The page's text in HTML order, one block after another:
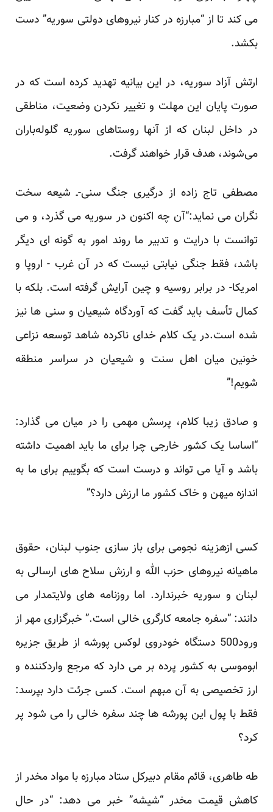
می کند تا از “مبارزه در کنار نیروهای دولتی سوریه” دست
بکشد.
ارتش آزاد سوریه، در این بیانیه تهدید کرده است که در
صورت پایان این مهلت و تغییر نکردن وضعیت، مناطقی
در داخل لبنان که از آنها روستاهای سوریه گلوله‌باران
می‌شوند، هدف قرار خواهند گرفت.
مصطفی تاج زاده از درگیری جنگ سنی-ـ شیعه سخت
نگران می نماید:“آن چه اکنون در سوریه می گذرد، و می
توانست با درایت و تدبیر ما روند امور به گونه ای دیگر
باشد، فقط جنگی نیابتی نیست که در آن غرب - اروپا و
امریکا- در برابر روسیه و چین آرایش گرفته است. بلکه با
کمال تأسف باید گفت که آوردگاه شیعیان و سنی ها نیز
شده است.در یک کلام خدای ناکرده شاهد توسعه نزاعی
خونین میان اهل سنت و شیعیان در سراسر منطقه
شویم!”
و صادق زیبا کلام، پرسش مهمی را در میان می گذارد:
“اساسا یک کشور خارجی چرا برای ما باید اهمیت داشته
باشد و آیا می تواند و درست است که بگوییم برای ما به
اندازه میهن و خاک کشور ما ارزش دارد؟”
کسی ازهزینه نجومی برای باز سازی جنوب لبنان، حقوق
ماهیانه نیروهای حزب الله و ارزش سلاح های ارسالی به
لبنان و سوریه خبرندارد. اما روزنامه های ولایتمدار می
دانند: “سفره جامعه کارگری خالی است.” خبرگزاری مهر از
ورود500 دستگاه خودروی لوکس پورشه از طریق جزیره
ابوموسی به کشور پرده بر می دارد که مرجع واردکننده و
ارز تخصیصی به آن مبهم است. کسی جرئت دارد بپرسد:
فقط با پول این پورشه ها چند سفره خالی را می شود پر
کرد؟
طه طاهری، قائم مقام دبیرکل ستاد مبارزه با مواد مخدر از
کاهش قیمت مخدر “شیشه” خبر می دهد: “در حال